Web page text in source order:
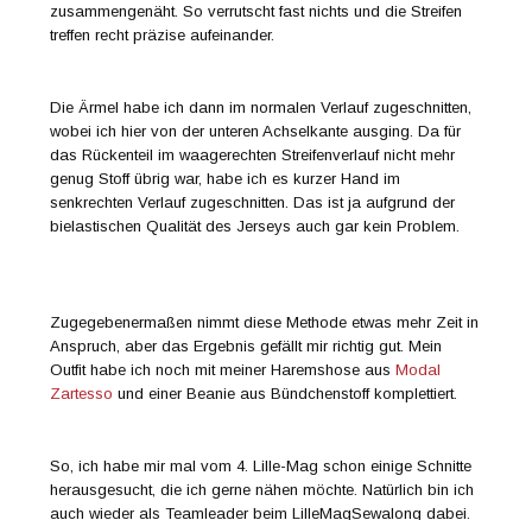
zusammengenäht. So verrutscht fast nichts und die Streifen
treffen recht präzise aufeinander.
Die Ärmel habe ich dann im normalen Verlauf zugeschnitten,
wobei ich hier von der unteren Achselkante ausging. Da für
das Rückenteil im waagerechten Streifenverlauf nicht mehr
genug Stoff übrig war, habe ich es kurzer Hand im
senkrechten Verlauf zugeschnitten. Das ist ja aufgrund der
bielastischen Qualität des Jerseys auch gar kein Problem.
Zugegebenermaßen nimmt diese Methode etwas mehr Zeit in
Anspruch, aber das Ergebnis gefällt mir richtig gut. Mein
Outfit habe ich noch mit meiner Haremshose ausModal
Zartesso und einer Beanie aus Bündchenstoff komplettiert.
So, ich habe mir mal vom 4. Lille-Mag schon einige Schnitte
herausgesucht, die ich gerne nähen möchte. Natürlich bin ich
auch wieder als Teamleader beim LilleMagSewalong dabei.